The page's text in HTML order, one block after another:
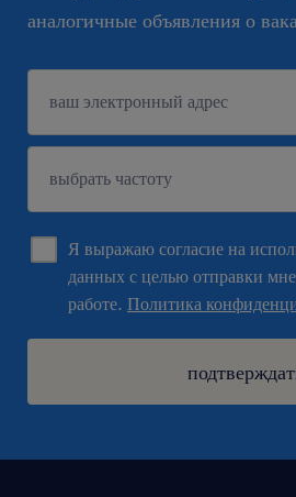
аналогичные объявления о
Я выражаю согласие на
данных с целью отправки
работе. Политика